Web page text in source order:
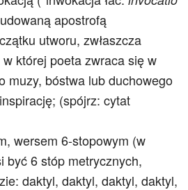
apostrofą
utworu, zwłaszcza
której poeta zwraca się w
muzy, bóstwa lub duchowego
(spójrz: cytat
wersem 6-stopowym (w
być 6 stóp metrycznych,
daktyl, daktyl, daktyl, daktyl,